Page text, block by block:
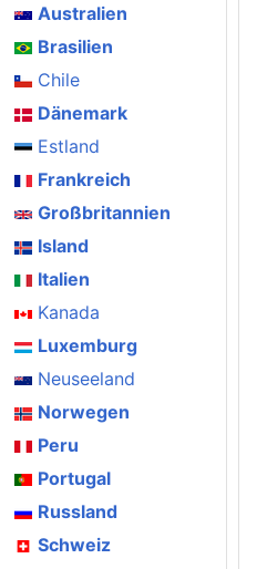
Australien
Brasilien
Chile
Dänemark
Estland
Frankreich
Großbritannien
Island
Italien
Kanada
Luxemburg
Neuseeland
Norwegen
Peru
Portugal
Russland
Schweiz